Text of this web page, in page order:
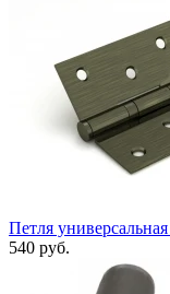
Петля
540 руб.